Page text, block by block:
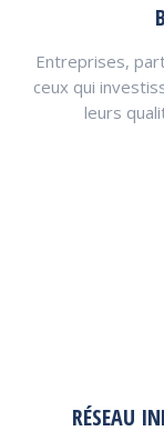
Entreprises,
ceux qui
leurs
RÉSEAU